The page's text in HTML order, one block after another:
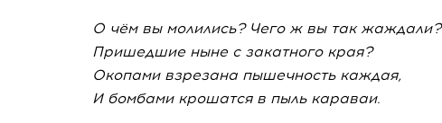
О чём вы молились? Чего ж вы так жаждали?
Пришедшие ныне с закатного края?
Окопами взрезана пышечность каждая,
И бомбами крошатся в пыль караваи.